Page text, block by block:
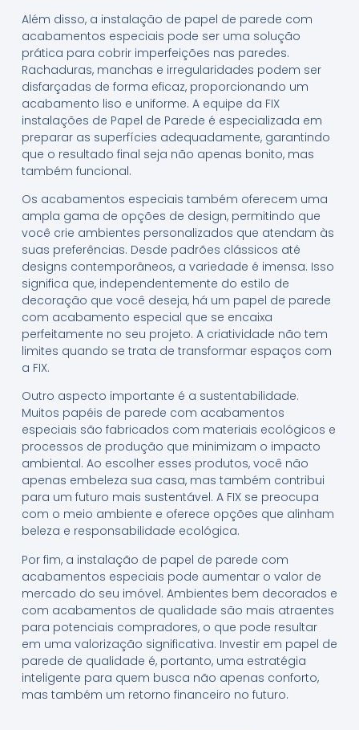
Além disso, a instalação de papel de parede com
acabamentos especiais pode ser uma solução
prática para cobrir imperfeições nas paredes.
Rachaduras, manchas e irregularidades podem ser
disfarçadas de forma eficaz, proporcionando um
acabamento liso e uniforme. A equipe da FIX
instalações de Papel de Parede é especializada em
preparar as superfícies adequadamente, garantindo
que o resultado final seja não apenas bonito, mas
também funcional.
Os acabamentos especiais também oferecem uma
ampla gama de opções de design, permitindo que
você crie ambientes personalizados que atendam às
suas preferências. Desde padrões clássicos até
designs contemporâneos, a variedade é imensa. Isso
significa que, independentemente do estilo de
decoração que você deseja, há um papel de parede
com acabamento especial que se encaixa
perfeitamente no seu projeto. A criatividade não tem
limites quando se trata de transformar espaços com
a FIX.
Outro aspecto importante é a sustentabilidade.
Muitos papéis de parede com acabamentos
especiais são fabricados com materiais ecológicos e
processos de produção que minimizam o impacto
ambiental. Ao escolher esses produtos, você não
apenas embeleza sua casa, mas também contribui
para um futuro mais sustentável. A FIX se preocupa
com o meio ambiente e oferece opções que alinham
beleza e responsabilidade ecológica.
Por fim, a instalação de papel de parede com
acabamentos especiais pode aumentar o valor de
mercado do seu imóvel. Ambientes bem decorados e
com acabamentos de qualidade são mais atraentes
para potenciais compradores, o que pode resultar
em uma valorização significativa. Investir em papel de
parede de qualidade é, portanto, uma estratégia
inteligente para quem busca não apenas conforto,
mas também um retorno financeiro no futuro.